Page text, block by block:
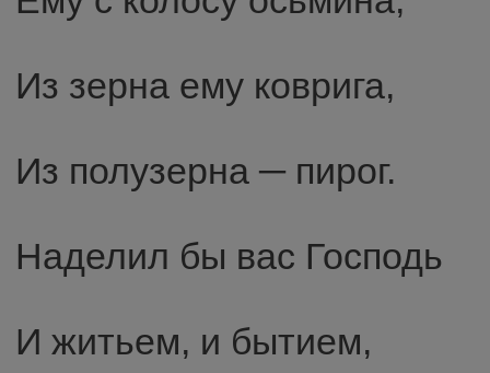
Из зерна ему коврига,
Из полузерна ─ пирог.
Наделил бы вас Господь
И житьем, и бытием,